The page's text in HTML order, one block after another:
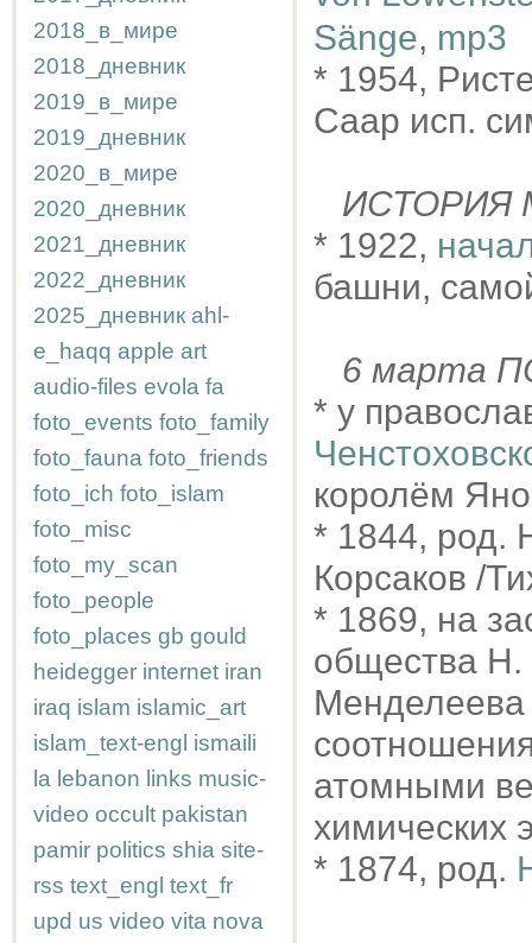
2018_в_мире
2018_дневник
2019_в_мире
2019_дневник
2020_в_мире
2020_дневник
2021_дневник
2022_дневник
2025_дневник ahl-
e_haqq apple art
audio-files evola fa
foto_events foto_family
foto_fauna foto_friends
foto_ich foto_islam
foto_misc
foto_my_scan
foto_people
foto_places gb gould
heidegger internet iran
iraq islam islamic_art
islam_text-engl ismaili
la lebanon links music-
video occult pakistan
pamir politics shia site-
rss text_engl text_fr
upd us video vita nova
Sänge, mp3
* 1954,
Саар исп.
ИСТОРИЯ
* 1922,
башни,
6 марта
* у
королём
* 1844, род.
Корсаков /
* 1869, на
общества
Менделеева
атомными
химических
* 1874, род.